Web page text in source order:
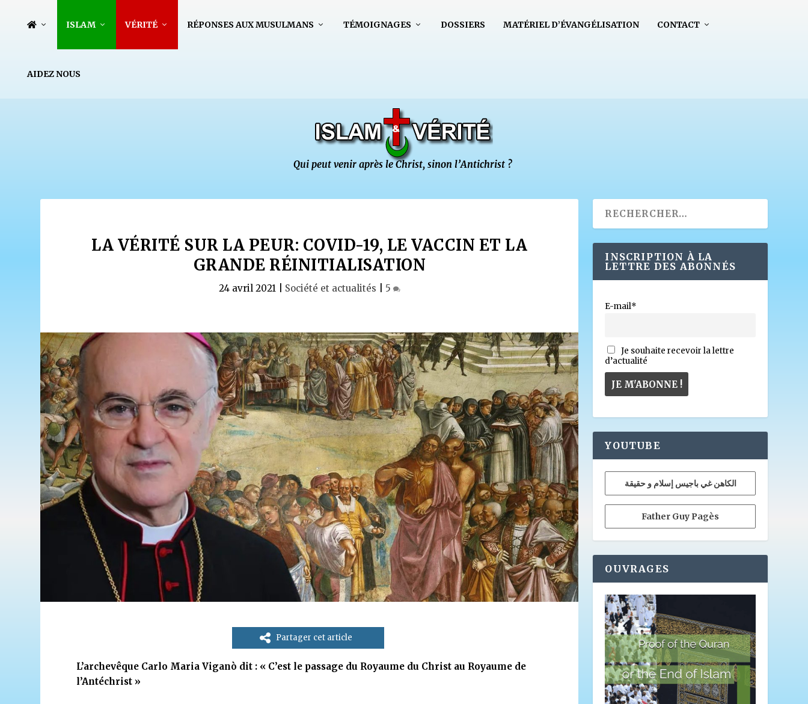
ISLAM VÉRITÉ RÉPONSES AUX MUSULMANS TÉMOIGNAGES DOSSIERS MATÉRIEL D’ÉVANGÉLISATION CONTACT
AIDEZ NOUS
LA VÉRITÉ SUR LA PEUR: COVID-19, LE VACCIN ET LA
GRANDE RÉINITIALISATION
24 avril 2021| Société et actualités 5
Partager cet article
L’archevêque Carlo Maria Viganò dit : « C’est le passage du Royaume du Christ au Royaume de
l’Antéchrist »
INSCRIPTION À LA
LETTRE DES ABONNÉS
E-mail*
Je souhaite recevoir la lettre
d’actualité
YOUTUBE
الكاهن غي باجيس إسلام و حقيقة
Father Guy Pagès
OUVRAGES